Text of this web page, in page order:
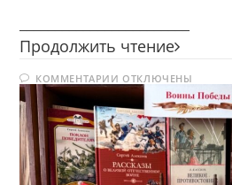
Продолжить чтение Книги
фильмы
Великой
Победы
КОММЕНТАРИИ К
ЗАПИСИ
КНИГИ
И
ФИЛЬМЫ
ВЕЛИКОЙ
ПОБЕДЫ
ОТКЛЮЧЕНЫ